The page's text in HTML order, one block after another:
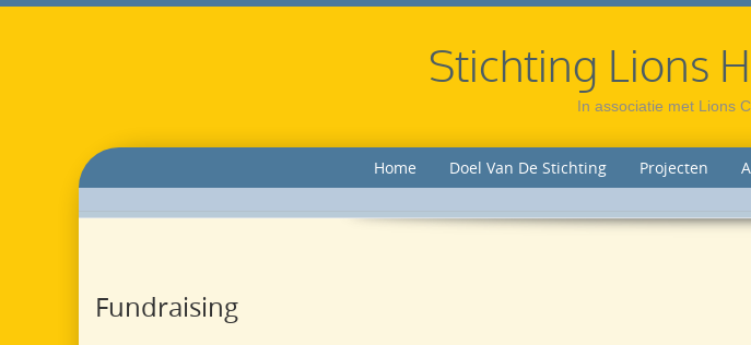
Stichting Lions
In associatie met Lions
Home Doel Van De Stichting Projecten
Fundraising